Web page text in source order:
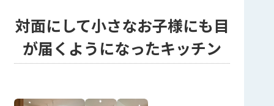
対面にして小さなお子様にも目
が届くようになったキッチン